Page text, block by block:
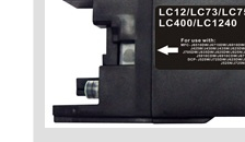
are nevoie de ajutor
Fă o alegere corectă
pentru durabilitatea
funcționării unei
Cum să redai culoare